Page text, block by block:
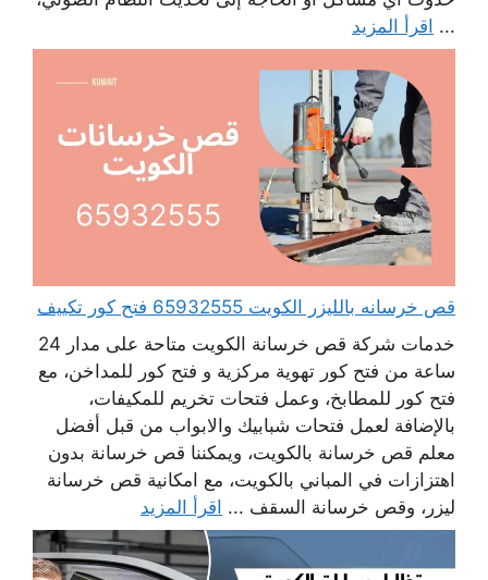
... اقرأ المزيد
قص خرسانه بالليزر الكويت 65932555 فتح كور تكييف
خدمات شركة قص خرسانة الكويت متاحة على مدار 24
ساعة من فتح كور تهوية مركزية و فتح كور للمداخن، مع
فتح كور للمطابخ، وعمل فتحات تخريم للمكيفات،
بالإضافة لعمل فتحات شبابيك والابواب من قبل أفضل
معلم قص خرسانة بالكويت، ويمكننا قص خرسانة بدون
اهتزازات في المباني بالكويت، مع امكانية قص خرسانة
ليزر، وقص خرسانة السقف ... اقرأ المزيد